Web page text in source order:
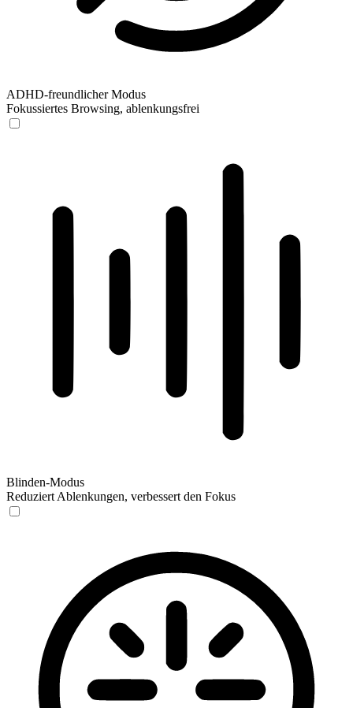
ADHD-freundlicher Modus
Fokussiertes Browsing, ablenkungsfrei
Blinden-Modus
Reduziert Ablenkungen, verbessert den Fokus